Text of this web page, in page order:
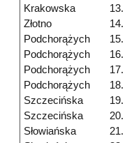
Krakowska
13.
Złotno
14.
Podchorążych
15.
Podchorążych
16.
Podchorążych
17.
Podchorążych
18.
Szczecińska
19.
Szczecińska
20.
Słowiańska
21.